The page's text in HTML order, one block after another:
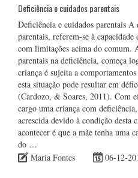
Deficiência e cuidados parentais
Deficiência e cuidados parentais A
parentais, referem-se à
com limitações acima do comum.
parentais na deficiência, começa
criança é sujeita a
esta situação pode resultar em
(Cardozo, & Soares, 2011). Com
cargo uma criança com
acrescida devido à condição desta
acontecer é que a mãe tenha uma
do …
Maria Fontes
06-12-